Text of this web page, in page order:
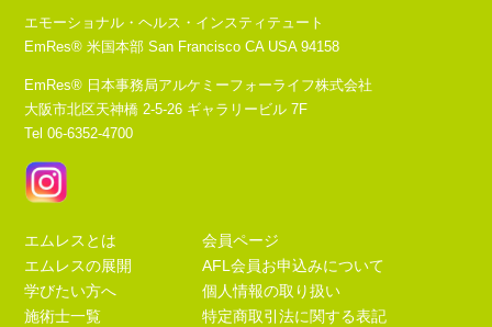
エモーショナル・ヘルス・インスティテュート
EmRes® 米国本部 San Francisco CA USA 94158
EmRes® 日本事務局アルケミーフォーライフ株式会社
大阪市北区天神橋 2-5-26 ギャラリービル 7F
Tel 06-6352-4700
エムレスとは
エムレスの展開
学びたい方へ
施術士一覧
会員ページ
AFL会員お申込みについて
個人情報の取り扱い
特定商取引法に関する表記